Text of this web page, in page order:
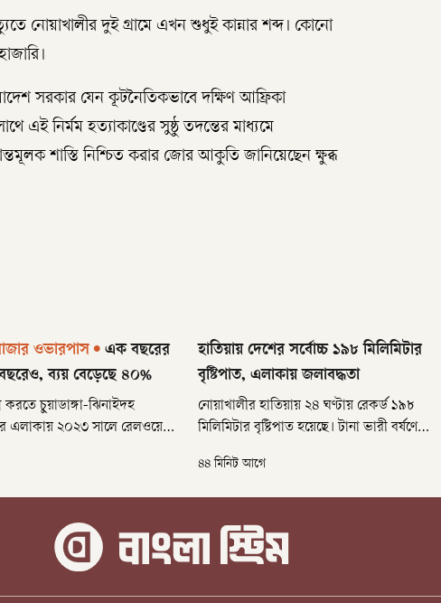
নোয়াখালীর দুই গ্রামে এখন শুধুই কান্নার শব্দ। কোনো
সরকার যেন কূটনৈতিকভাবে দক্ষিণ আফ্রিকা
এই নির্মম হত্যাকাণ্ডের সুষ্ঠু তদন্তের মাধ্যমে
শাস্তি নিশ্চিত করার জোর আকুতি জানিয়েছেন ক্ষুব্ধ
ওভারপাস • এক বছরের
ব্যয় বেড়েছে ৪০%
করতে চুয়াডাঙ্গা-ঝিনাইদহ
এলাকায় ২০২৩ সালে রেলওয়ে
থাকলেও তা শেষ হয়নি তিন
করছে তীব্র যানজট।
হাতিয়ায় দেশের সর্বোচ্চ ১৯৮ মিলিমিটার
বৃষ্টিপাত, এলাকায় জলাবদ্ধতা
নোয়াখালীর হাতিয়ায় ২৪ ঘণ্টায় রেকর্ড ১৯৮
মিলিমিটার বৃষ্টিপাত হয়েছে। টানা ভারী বর্ষণে
বৃষ্টিপাত। হাতিয়া আবহাওয়া অফিসের দায়িত্বে
৪৪ মিনিট আগে